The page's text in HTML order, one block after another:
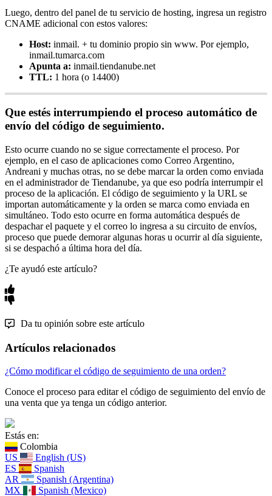
Luego, dentro del panel de tu servicio de hosting, ingresa un registro
CNAME adicional con estos valores:
Host: inmail. + tu dominio propio sin www. Por ejemplo,
inmail.tumarca.com
Apunta a: inmail.tiendanube.net
TTL: 1 hora (o 14400)
Que estés interrumpiendo el proceso automático de
envío del código de seguimiento.
Esto ocurre cuando no se sigue correctamente el proceso. Por
ejemplo, en el caso de aplicaciones como Correo Argentino,
Andreani y muchas otras, no se debe marcar la orden como enviada
en el administrador de Tiendanube, ya que eso podría interrumpir el
proceso de la aplicación. El código de seguimiento y la URL se
importan automáticamente y la orden se marca como enviada en
simultáneo. Todo esto ocurre en forma automática después de
despachar el paquete y el correo lo ingresa a su circuito de envíos,
proceso que puede demorar algunas horas u ocurrir al día siguiente,
si se despachó a última hora del día.
¿Te ayudó este artículo?
Da tu opinión sobre este artículo
Artículos relacionados
¿Cómo modificar el código de seguimiento de una orden?
Conoce el proceso para editar el código de seguimiento del envío de
una venta que ya tenga un código anterior.
Estás en:
Colombia
US
English (US)
ES
Spanish
AR
Spanish (Argentina)
MX
Spanish (Mexico)